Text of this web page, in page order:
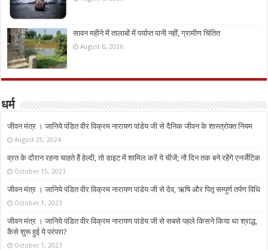
सावन महीने में तालाबों में पर्याप्त पानी नहीं, ग्रामीण चिंतित
August 6, 2026
धर्म
जीवन मंत्र । जानिये पंडित वीर विक्रम नारायण पांडेय जी से दैनिक जीवन के शास्त्रोक्त नियम
August 25, 2024
व्रत के दौरान रहना चाहते हैं हेल्दी, तो डाइट में शामिल करें ये चीजें; नौ दिन तक बने रहेंगे एनर्जेटिक
October 15, 2023
जीवन मंत्र । जानिये पंडित वीर विक्रम नारायण पांडेय जी से देव, ऋषि और पितृ सम्पूर्ण तर्पण विधि
October 1, 2023
जीवन मंत्र । जानिये पंडित वीर विक्रम नारायण पांडेय जी से सबसे पहले किसने किया था श्राद्ध,
कैसे शुरू हुई ये परंपरा?
October 1, 2023